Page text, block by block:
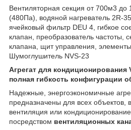
Вентиляторная секция от 700м3 до
(480Па), водяной нагреватель 2R-
ячейковый фильтр DEU 4, гибкое
клапан, преобразователь частоты,
клапана, щит управления, элементы
Шумоглушитель NVS-23
Агрегат для кондиционирования
полная гибкость конфигурации
Надежные, энергоэкономичные
предназначены для всех объектов,
вентиляция или
посредством вентиляционных